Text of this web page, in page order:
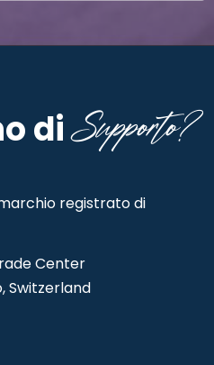
diSupporto?
registrato di
Center
Switzerland